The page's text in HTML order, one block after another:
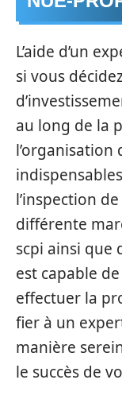
L’aide d’un
si vous
au long de la
l’organisation
l’inspection
différente
scpi ainsi que
est capable
effectuer la
fier à un
manière
le succès de